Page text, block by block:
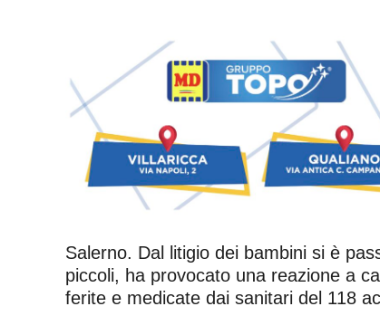
Salerno. Dal litigio dei bambini si è
piccoli, ha provocato una reazione a
ferite e medicate dai sanitari del 118